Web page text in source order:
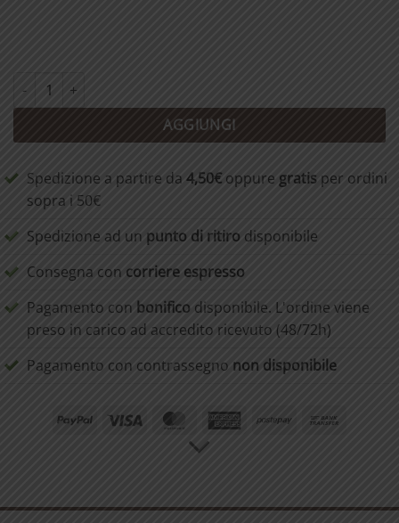
Protezione alla Lavanda quantità
AGGIUNGI
Spedizione a partire da 4,50€oppure gratis per ordini
sopra i 50€
Spedizione ad un punto di ritiro disponibile
Consegna con corriere espresso
Pagamento con bonifico disponibile. L'ordine viene
preso in carico ad accredito ricevuto (48/72h)
Pagamento con contrassegno non disponibile
PayPal Visa MasterCardAmericanPostepay